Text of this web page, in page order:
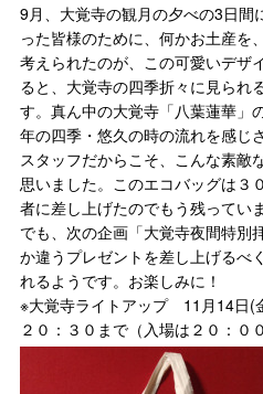
9月、大覚寺の観月の夕べの3日間
った皆様のために、何かお土産を
考えられたのが、この可愛いデザ
ると、大覚寺の四季折々に見られ
す。真ん中の大覚寺「八葉蓮華」
年の四季・悠久の時の流れを感じ
スタッフだからこそ、こんな素敵
思いました。このエコバッグは３
者に差し上げたのでもう残っていま
でも、次の企画「大覚寺夜間特別
か違うプレゼントを差し上げるべ
れるようです。お楽しみに！
※大覚寺ライトアップ 11月14日(
２０：３０まで（入場は２０：０